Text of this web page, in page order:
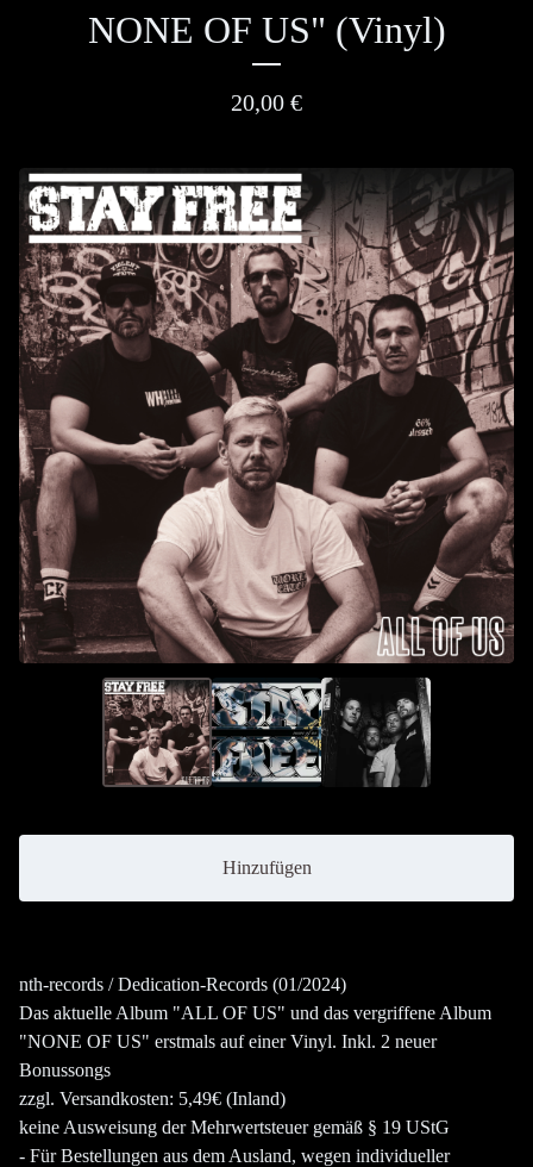
NONE OF US" (Vinyl)
20,00 €
Hinzufügen
nth-records / Dedication-Records (01/2024)
Das aktuelle Album "ALL OF US" und das vergriffene Album
"NONE OF US" erstmals auf einer Vinyl. Inkl. 2 neuer
Bonussongs
zzgl. Versandkosten: 5,49€ (Inland)
keine Ausweisung der Mehrwertsteuer gemäß § 19 UStG
- Für Bestellungen aus dem Ausland, wegen individueller